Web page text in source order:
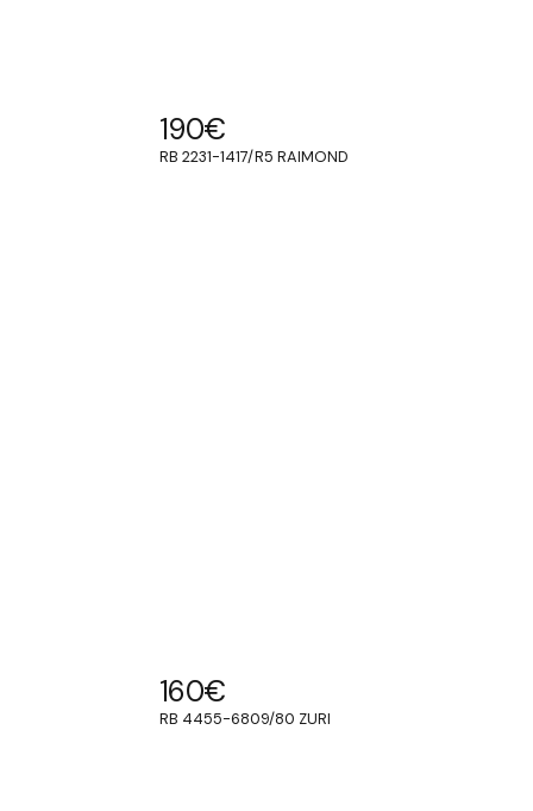
190€
RB 2231-1417/R5 RAIMOND
160€
RB 4455-6809/80 ZURI